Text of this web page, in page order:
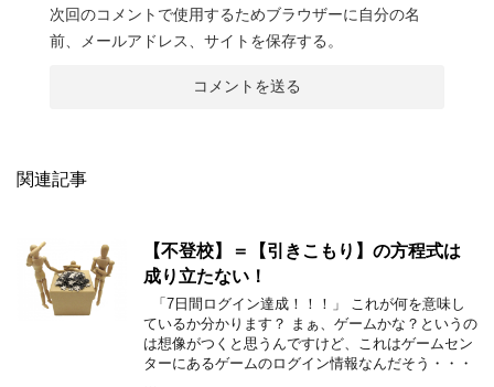
次回のコメントで使用するためブラウザーに自分の名
前、メールアドレス、サイトを保存する。
関連記事
【不登校】＝【引きこもり】の方程式は
成り立たない！
「7日間ログイン達成！！！」 これが何を意味し
ているか分かります？ まぁ、ゲームかな？というの
は想像がつくと思うんですけど、これはゲームセン
ターにあるゲームのログイン情報なんだそう・・・
…